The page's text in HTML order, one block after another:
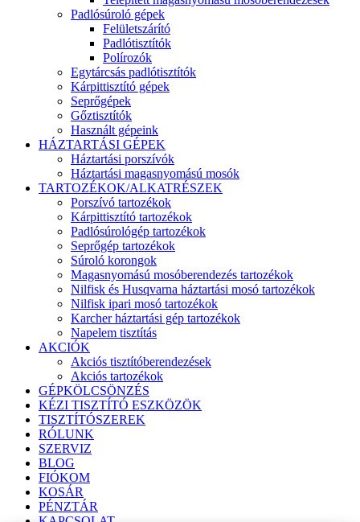
Padlósúroló gépek
Felületszárító
Padlótisztítók
Polírozók
Egytárcsás padlótisztítók
Kárpittisztító gépek
Seprőgépek
Gőztisztítók
Használt gépeink
HÁZTARTÁSI GÉPEK
Háztartási porszívók
Háztartási magasnyomású mosók
TARTOZÉKOK/ALKATRÉSZEK
Porszívó tartozékok
Kárpittisztító tartozékok
Padlósúrológép tartozékok
Seprőgép tartozékok
Súroló korongok
Magasnyomású mosóberendezés tartozékok
Nilfisk és Husqvarna háztartási mosó tartozékok
Nilfisk ipari mosó tartozékok
Karcher háztartási gép tartozékok
Napelem tisztítás
AKCIÓK
Akciós tisztítóberendezések
Akciós tartozékok
GÉPKÖLCSÖNZÉS
KÉZI TISZTÍTÓ ESZKÖZÖK
TISZTÍTÓSZEREK
RÓLUNK
SZERVIZ
BLOG
FIÓKOM
KOSÁR
PÉNZTÁR